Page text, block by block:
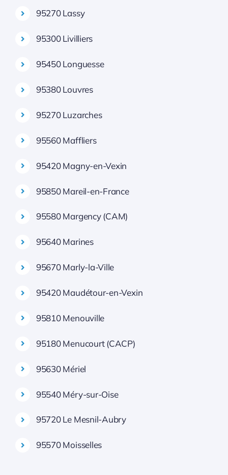
95270 Lassy
95300 Livilliers
95450 Longuesse
95380 Louvres
95270 Luzarches
95560 Maffliers
95420 Magny-en-Vexin
95850 Mareil-en-France
95580 Margency (CAM)
95640 Marines
95670 Marly-la-Ville
95420 Maudétour-en-Vexin
95810 Menouville
95180 Menucourt (CACP)
95630 Mériel
95540 Méry-sur-Oise
95720 Le Mesnil-Aubry
95570 Moisselles